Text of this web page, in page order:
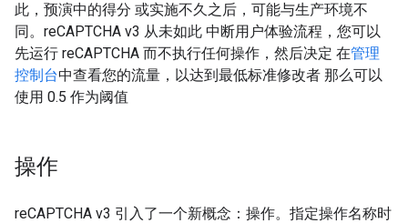
此，预演中的得分 或实施不久之后，可能与生产环境不
同。reCAPTCHA v3 从未如此 中断用户体验流程，您可以
先运行 reCAPTCHA 而不执行任何操作，然后决定 在管理
控制台中查看您的流量，以达到最低标准修改者 那么可以
使用 0.5 作为阈值
操作
reCAPTCHA v3 引入了一个新概念：操作。指定操作名称时